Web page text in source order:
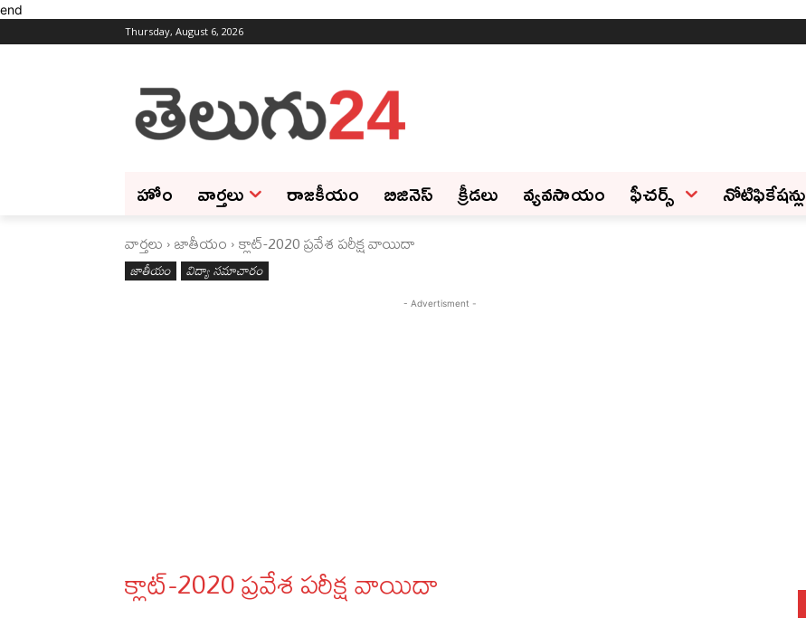
end
Thursday, August 6, 2026
హోం వార్తలు రాజకీయం బిజినెస్‌ క్రీడలు వ్యవసాయం ఫీచ‌ర్స్ ‌ నోటిఫికేషన్లు
వార్తలు జాతీయం క్లాట్‌-2020 ప్రవేశ పరీక్ష వాయిదా
జాతీయం విద్యా సమాచారం
- Advertisment -
క్లాట్‌-2020 ప్రవేశ పరీక్ష వాయిదా